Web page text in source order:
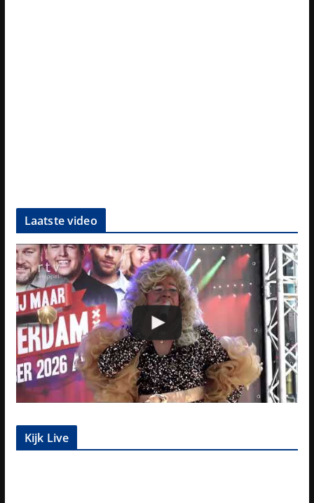
Laatste video
Kijk Live